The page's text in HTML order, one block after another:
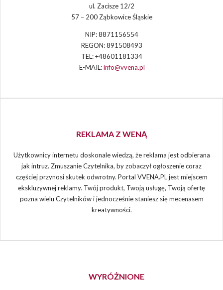
ul. Zacisze 12/2
57 – 200 Ząbkowice Śląskie
NIP: 8871156554
REGON: 891508493
TEL: +48601181334
E-MAIL:info@vvena.pl
REKLAMA Z WENĄ
Użytkownicy internetu doskonale wiedzą, że reklama jest odbierana
jak intruz. Zmuszanie Czytelnika, by zobaczył ogłoszenie coraz
częściej przynosi skutek odwrotny. Portal VVENA.PL jest miejscem
ekskluzywnej reklamy. Twój produkt, Twoją usługę, Twoją ofertę
pozna wielu Czytelników i jednocześnie staniesz się mecenasem
kreatywności.
WYRÓŻNIONE